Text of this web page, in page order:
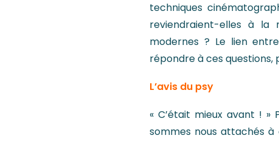
techniques
reviendraient-elles à la
modernes ? Le lien
répondre à ces questions,
L’avis du psy
« C’était mieux avant ! »
sommes nous attachés